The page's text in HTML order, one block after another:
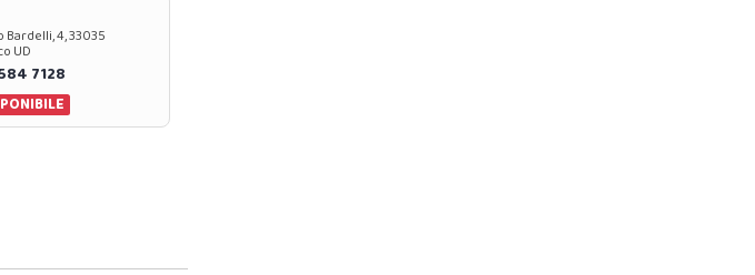
Bardelli, 4, 33035
UD
7128